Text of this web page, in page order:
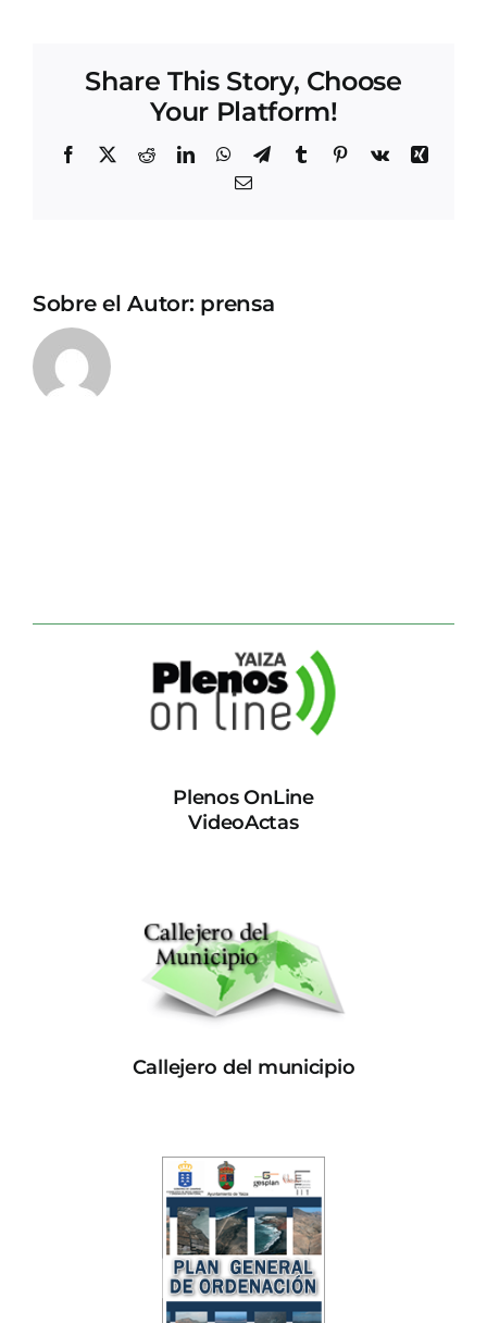
Share This Story, Choose
Your Platform!
Facebook
X RedditLinkedInWhatsApp
TelegramTumblrPinterest
Vk
Xing
Correo
Sobre el Autor: prensa
Plenos OnLine
VideoActas
Callejero del municipio